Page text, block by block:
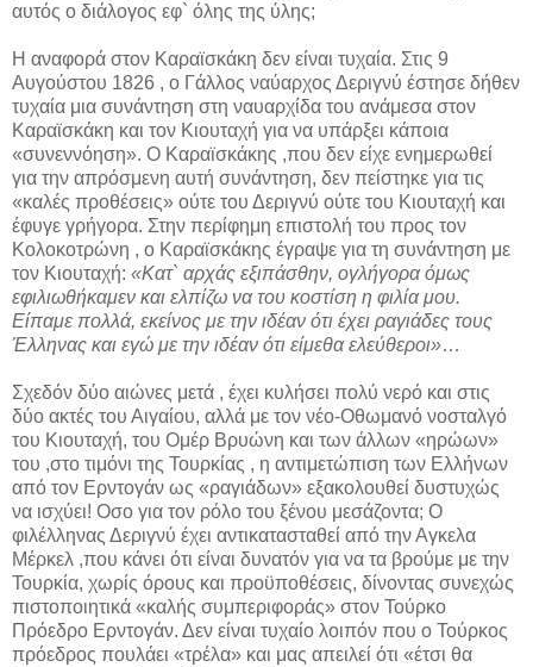
αυτός ο διάλογος εφ` όλης της ύλης;
Η αναφορά στον Καραϊσκάκη δεν είναι τυχαία. Στις 9
Αυγούστου 1826 , ο Γάλλος ναύαρχος Δεριγνύ έστησε δήθεν
τυχαία μια συνάντηση στη ναυαρχίδα του ανάμεσα στον
Καραϊσκάκη και τον Κιουταχή για να υπάρξει κάποια
«συνεννόηση». Ο Καραϊσκάκης ,που δεν είχε ενημερωθεί
για την απρόσμενη αυτή συνάντηση, δεν πείστηκε για τις
«καλές προθέσεις» ούτε του Δεριγνύ ούτε του Κιουταχή και
έφυγε γρήγορα. Στην περίφημη επιστολή του προς τον
Κολοκοτρώνη , ο Καραϊσκάκης έγραψε για τη συνάντηση με
τον Κιουταχή: «Κατ` αρχάς εξιπάσθην, ογλήγορα όμως
εφιλιωθήκαμεν και ελπίζω να του κοστίση η φιλία μου.
Είπαμε πολλά, εκείνος με την ιδέαν ότι έχει ραγιάδες τους
Έλληνας και εγώ με την ιδέαν ότι είμεθα ελεύθεροι»…
Σχεδόν δύο αιώνες μετά , έχει κυλήσει πολύ νερό και στις
δύο ακτές του Αιγαίου, αλλά με τον νέο-Οθωμανό νοσταλγό
του Κιουταχή, του Ομέρ Βρυώνη και των άλλων «ηρώων»
του ,στο τιμόνι της Τουρκίας , η αντιμετώπιση των Ελλήνων
από τον Ερντογάν ως «ραγιάδων» εξακολουθεί δυστυχώς
να ισχύει! Οσο για τον ρόλο του ξένου μεσάζοντα; Ο
φιλέλληνας Δεριγνύ έχει αντικατασταθεί από την Αγκελα
Μέρκελ ,που κάνει ότι είναι δυνατόν για να τα βρούμε με την
Τουρκία, χωρίς όρους και προϋποθέσεις, δίνοντας συνεχώς
πιστοποιητικά «καλής συμπεριφοράς» στον Τούρκο
Πρόεδρο Ερντογάν. Δεν είναι τυχαίο λοιπόν που ο Τούρκος
πρόεδρος πουλάει «τρέλα» και μας απειλεί ότι «έτσι θα